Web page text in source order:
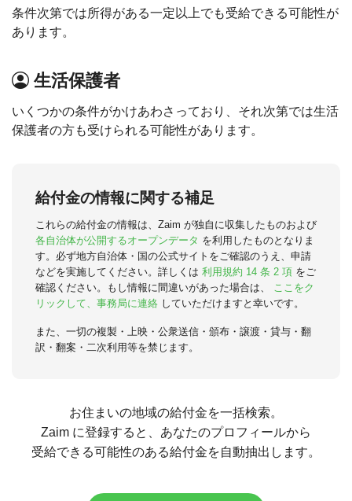
条件次第では所得がある一定以上でも受給できる可能性が
あります。
生活保護者
いくつかの条件がかけあわさっており、それ次第では生活
保護者の方も受けられる可能性があります。
給付金の情報に関する補足
これらの給付金の情報は、Zaim が独自に収集したものおよび
各自治体が公開するオープンデータ を利用したものとなりま
す。必ず地方自治体・国の公式サイトをご確認のうえ、申請
などを実施してください。詳しくは 利用規約 14 条 2 項 をご
確認ください。もし情報に間違いがあった場合は、
ここをク
リックして、事務局に連絡 していただけますと幸いです。
また、一切の複製・上映・公衆送信・頒布・譲渡・貸与・翻
訳・翻案・二次利用等を禁じます。
お住まいの地域の給付金を一括検索。
Zaim に登録すると、あなたのプロフィールから
受給できる可能性のある給付金を自動抽出します。